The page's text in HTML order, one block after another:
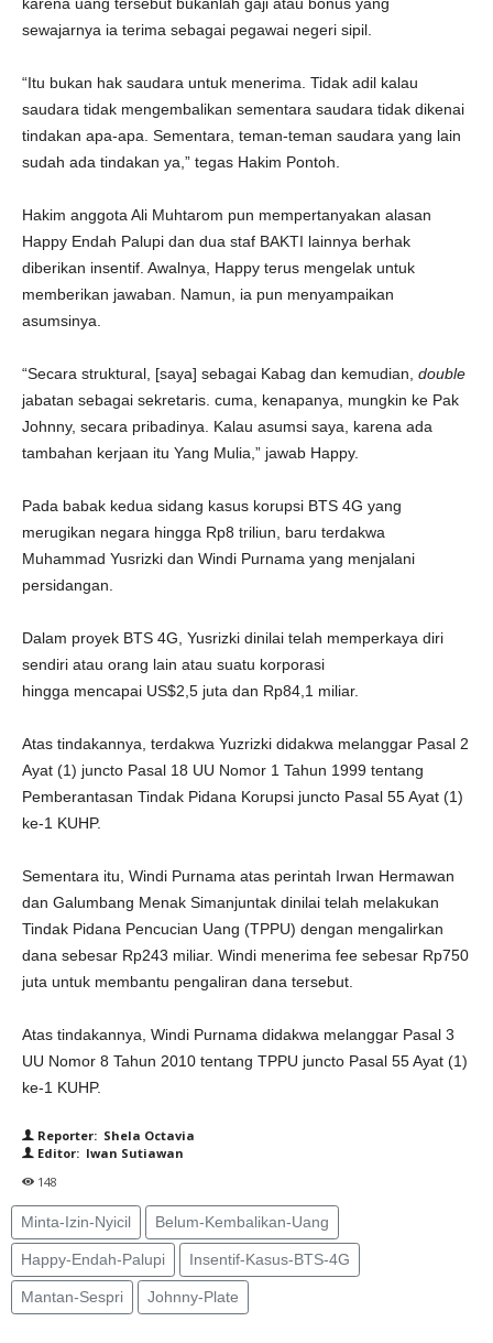
sewajarnya ia terima sebagai pegawai negeri sipil.
“Itu bukan hak saudara untuk menerima. Tidak adil kalau
saudara tidak mengembalikan sementara saudara tidak dikenai
tindakan apa-apa. Sementara, teman-teman saudara yang lain
sudah ada tindakan ya,” tegas Hakim Pontoh.
Hakim anggota Ali Muhtarom pun mempertanyakan alasan
Happy Endah Palupi dan dua staf BAKTI lainnya berhak
diberikan insentif. Awalnya, Happy terus mengelak untuk
memberikan jawaban. Namun, ia pun menyampaikan
asumsinya.
“Secara struktural, [saya] sebagai Kabag dan kemudian, double
jabatan sebagai sekretaris. cuma, kenapanya, mungkin ke Pak
Johnny, secara pribadinya. Kalau asumsi saya, karena ada
tambahan kerjaan itu Yang Mulia,” jawab Happy.
Pada babak kedua sidang kasus korupsi BTS 4G yang
merugikan negara hingga Rp8 triliun, baru terdakwa
Muhammad Yusrizki dan Windi Purnama yang menjalani
persidangan.
Dalam proyek BTS 4G, Yusrizki dinilai telah memperkaya diri
sendiri atau orang lain atau suatu korporasi
hingga mencapai US$2,5 juta dan Rp84,1 miliar.
Atas tindakannya, terdakwa Yuzrizki didakwa melanggar Pasal 2
Ayat (1) juncto Pasal 18 UU Nomor 1 Tahun 1999 tentang
Pemberantasan Tindak Pidana Korupsi juncto Pasal 55 Ayat (1)
ke-1 KUHP.
Sementara itu, Windi Purnama atas perintah Irwan Hermawan
dan Galumbang Menak Simanjuntak dinilai telah melakukan
Tindak Pidana Pencucian Uang (TPPU) dengan mengalirkan
dana sebesar Rp243 miliar. Windi menerima fee sebesar Rp750
juta untuk membantu pengaliran dana tersebut.
Atas tindakannya, Windi Purnama didakwa melanggar Pasal 3
UU Nomor 8 Tahun 2010 tentang TPPU juncto Pasal 55 Ayat (1)
ke-1 KUHP.
Reporter: Shela Octavia
Editor: Iwan Sutiawan
148
Minta-Izin-Nyicil Belum-Kembalikan-Uang
Happy-Endah-Palupi Insentif-Kasus-BTS-4G
Mantan-Sespri Johnny-Plate